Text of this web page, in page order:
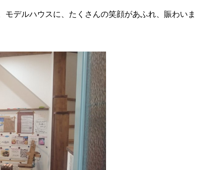
デルハウスに、たくさんの笑顔があふれ、賑わいま